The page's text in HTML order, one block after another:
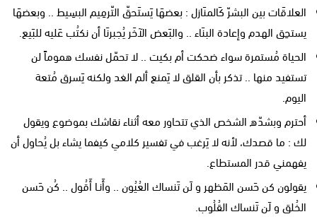
العلاقَات بين البشرّ كَالمنَازل : بعضهَا يَستَحقّ التّرمِيم البسِيط .. وبعضهَا
يستحِق الهدم وإعادة البنَاء .. والبَعض الآخَر يُجبرنَا أن نكتُب عَليه للبَيع.
الحياة مُستمرة سواء ضحكت أم بكيت .. لا تحمّل نفسك هموماً لن
تستفيد منها .. تذكر بأن القلق لا يَمنع ألم الغد ولكنه يَسرق مُتعة
اليوم.
أحترم وبشدّه الشخص الذي تتحاور معه أثناء نقاشك بموضوع ويقول
لك : ما قصدك، لأنه لا يَرغب في تفسير كلامي كيفما يشاء بل يُحاول أن
يفهمني قدر المستطاع.
يقولون كن حَسن المَظهر و لَن تَنساك العُيُون .. وأَنـا أَقُول .. كُن حَسن
الخُلق و لَن تَنساك القُلُوب.